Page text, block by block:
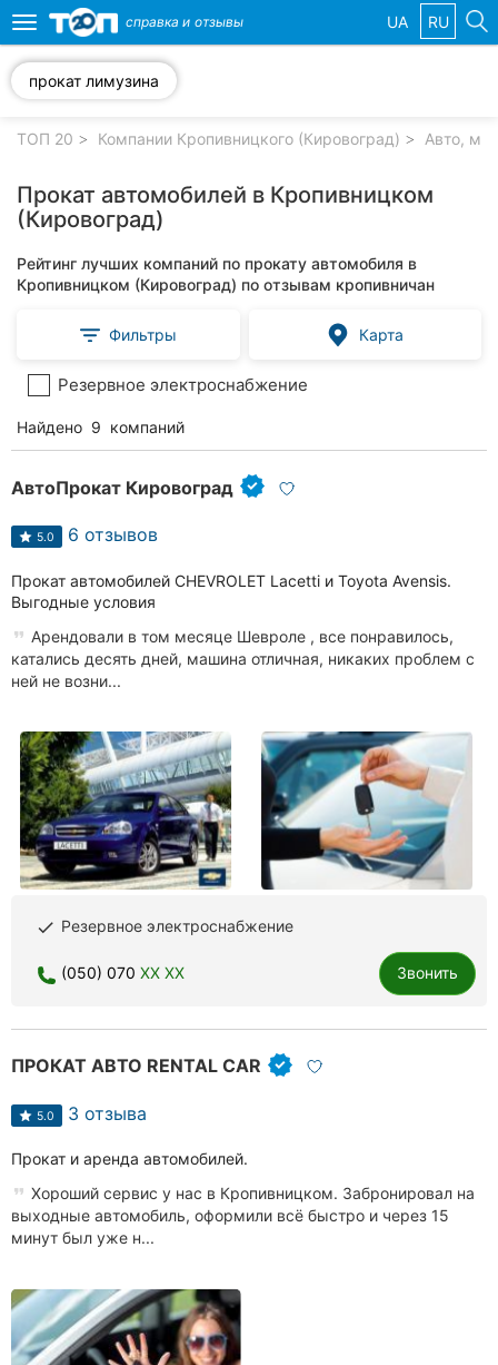
компании
рубрики:
клиники
Ветеринарные
клиники
Все
Все
города:
Кропивницкий
Винница
Житомир
Тернополь
Ровно
Одесса
Киев
Харьков
Днепр
Львов
Toggle
navigation
справка и отзывы UA RU
прокат лимузина
ТОП 20 Компании Кропивницкого (Кировоград) Авто,
Прокат автомобилей в Кропивницком
(Кировоград)
Рейтинг лучших компаний по прокату автомобиля в
Кропивницком (Кировоград) по отзывам кропивничан
Фильтры Карта
Резервное электроснабжение
Найдено 9 компаний
АвтоПрокат Кировоград
5.0 6 отзывов
Прокат автомобилей CHEVROLET Lacetti и Toyota Avensis.
Выгодные условия
Арендовали в том месяце Шевроле , все понравилось,
катались десять дней, машина отличная, никаких проблем с
ней не возни...
done Резервное электроснабжение
(050) 070 XX XX Звонить
ПРОКАТ АВТО RENTAL CAR
5.0 3 отзыва
Прокат и аренда автомобилей.
Хороший сервис у нас в Кропивницком. Забронировал на
выходные автомобиль, оформили всё быстро и через 15
минут был уже н...